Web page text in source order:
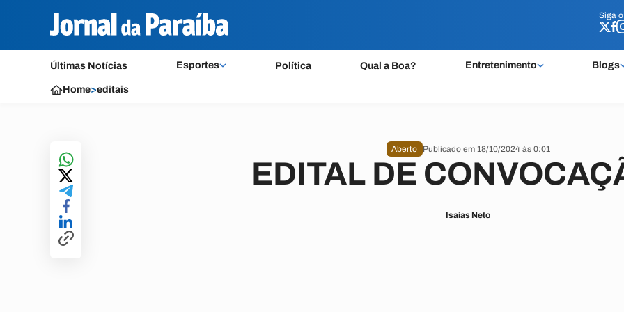
Siga o
Últimas Notícias Esportes Política Qual a Boa? Entretenimento Blogs
Siga o
Home>editais
Aberto Publicado em 18/10/2024 às 0:01
EDITAL DE
Isaias Neto